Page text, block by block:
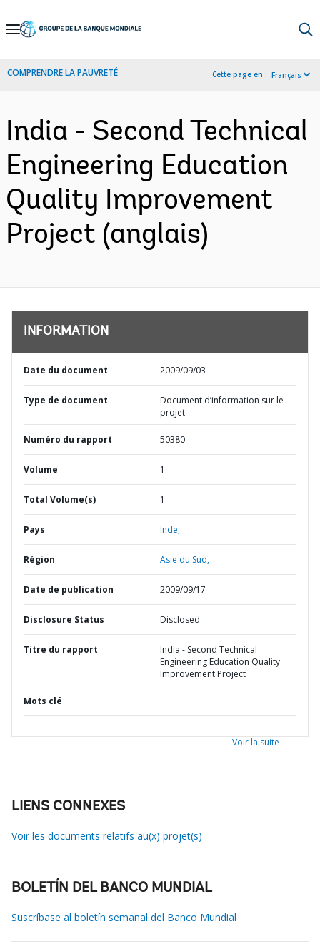
Skip
Navigation
COMPRENDRE LA PAUVRETÉ Cette page en : Français
India - Second Technical
Engineering Education
Quality Improvement
Project (anglais)
INFORMATION
Date du document 2009/09/03
Type de document
Document d’information sur le
projet
Numéro du rapport 50380
Volume 1
Total Volume(s) 1
Pays Inde,
Région Asie du Sud,
Date de publication 2009/09/17
Disclosure Status Disclosed
Titre du rapport
India - Second Technical
Engineering Education Quality
Improvement Project
Mots clé
Voir la suite
LIENS CONNEXES
Voir les documents relatifs au(x) projet(s)
BOLETÍN DEL BANCO MUNDIAL
Suscríbase al boletín semanal del Banco Mundial